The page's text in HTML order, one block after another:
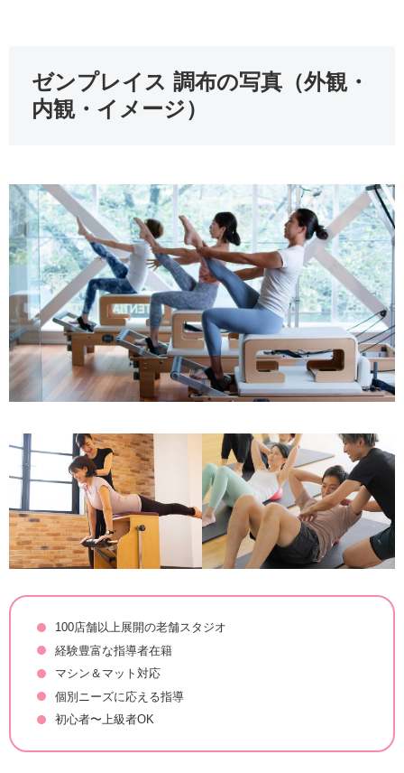
ゼンプレイス 調布の写真（外観・
内観・イメージ）
100店舗以上展開の老舗スタジオ
経験豊富な指導者在籍
マシン＆マット対応
個別ニーズに応える指導
初心者〜上級者OK